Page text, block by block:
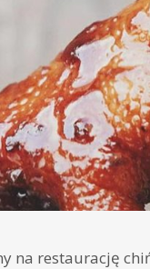
na restaurację